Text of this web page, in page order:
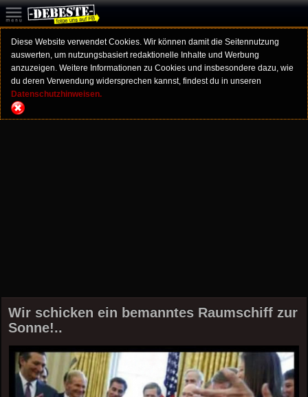
Diese Website verwendet Cookies. Wir können damit die Seitennutzung
auswerten, um nutzungsbasiert redaktionelle Inhalte und Werbung
anzuzeigen. Weitere Informationen zu Cookies und insbesondere dazu, wie
du deren Verwendung widersprechen kannst, findest du in unseren
Datenschutzhinweisen.
Wir schicken ein bemanntes Raumschiff zur
Sonne!..